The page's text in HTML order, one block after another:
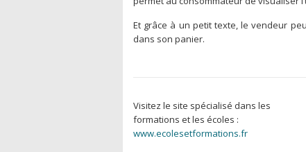
Et grâce à un petit texte, le vendeur
dans son panier.
Visitez le site spécialisé dans les
formations et les écoles :
www.ecolesetformations.fr